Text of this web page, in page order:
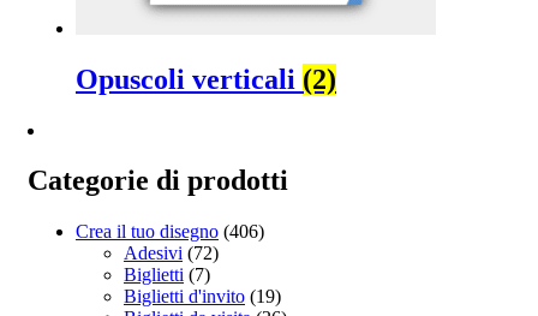
Opuscoli verticali (2)
Categorie di prodotti
Crea il tuo disegno (406)
Adesivi (72)
Biglietti (7)
Biglietti d'invito (19)